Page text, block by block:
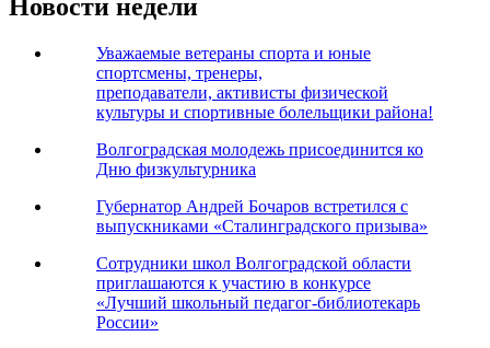
Новости недели
Уважаемые ветераны спорта и юные
спортсмены, тренеры,
преподаватели, активисты физической
культуры и спортивные болельщики района!
Волгоградская молодежь присоединится ко
Дню физкультурника
Губернатор Андрей Бочаров встретился с
выпускниками «Сталинградского призыва»
Сотрудники школ Волгоградской области
приглашаются к участию в конкурсе
«Лучший школьный педагог-библиотекарь
России»